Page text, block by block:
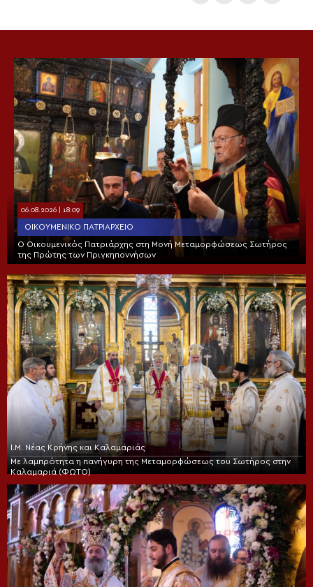
06.08.2026 | 18:09
ΟΙΚΟΥΜΕΝΙΚΌ ΠΑΤΡΙΑΡΧΕΊΟ
Ο Οικουμενικός Πατριάρχης στη Μονή Μεταμορφώσεως Σωτήρος
της Πρώτης των Πριγκηποννήσων
Ι.Μ. Νέας Κρήνης και Καλαμαριάς
Με λαμπρότητα η πανήγυρη της Μεταμορφώσεως του Σωτήρος στην
Καλαμαριά (ΦΩΤΟ)